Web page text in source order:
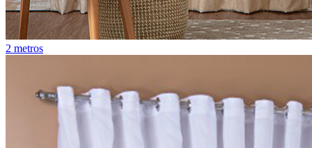
2 metros